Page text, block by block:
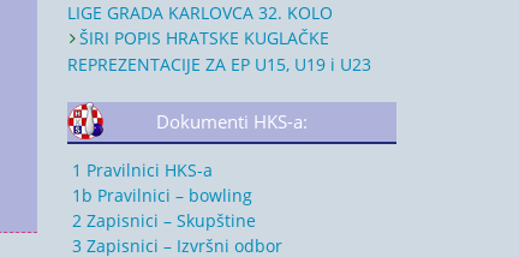
LIGE GRADA KARLOVCA 32. KOLO
ŠIRI POPIS HRATSKE KUGLAČKE
REPREZENTACIJE ZA EP U15, U19 i U23
Dokumenti HKS-a:
1 Pravilnici HKS-a
1b Pravilnici – bowling
2 Zapisnici – Skupštine
3 Zapisnici – Izvršni odbor